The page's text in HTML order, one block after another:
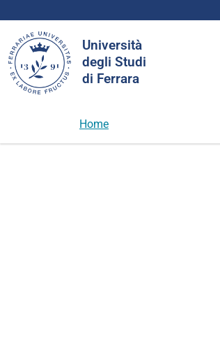
Università
degli Studi
di Ferrara
nel
sito
Home